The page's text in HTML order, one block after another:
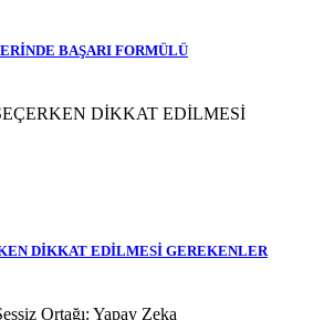
BAŞARI FORMÜLÜ
DİKKAT EDİLMESİ GEREKENLER